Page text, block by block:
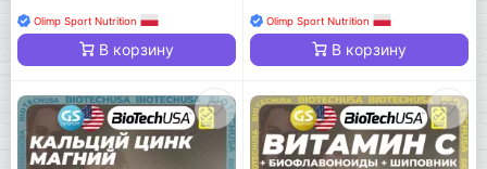
Olimp Sport Nutrition
В корзину
Olimp Sport Nutrition
В корзину